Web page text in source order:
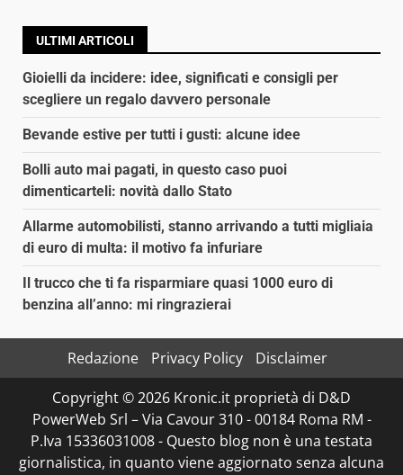
ULTIMI ARTICOLI
Gioielli da incidere: idee, significati e consigli per
scegliere un regalo davvero personale
Bevande estive per tutti i gusti: alcune idee
Bolli auto mai pagati, in questo caso puoi
dimenticarteli: novità dallo Stato
Allarme automobilisti, stanno arrivando a tutti migliaia
di euro di multa: il motivo fa infuriare
Il trucco che ti fa risparmiare quasi 1000 euro di
benzina all’anno: mi ringrazierai
Redazione Privacy Policy
Disclaimer
Copyright © 2026 Kronic.it proprietà di D&D
PowerWeb Srl – Via Cavour 310 - 00184 Roma RM -
P.Iva 15336031008 - Questo blog non è una testata
giornalistica, in quanto viene aggiornato senza alcuna